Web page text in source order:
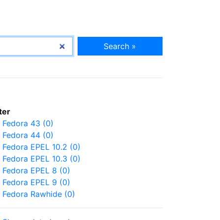
Search »
Fedora 43 (0)
Fedora 44 (0)
Fedora EPEL 10.2 (0)
Fedora EPEL 10.3 (0)
Fedora EPEL 8 (0)
Fedora EPEL 9 (0)
Fedora Rawhide (0)